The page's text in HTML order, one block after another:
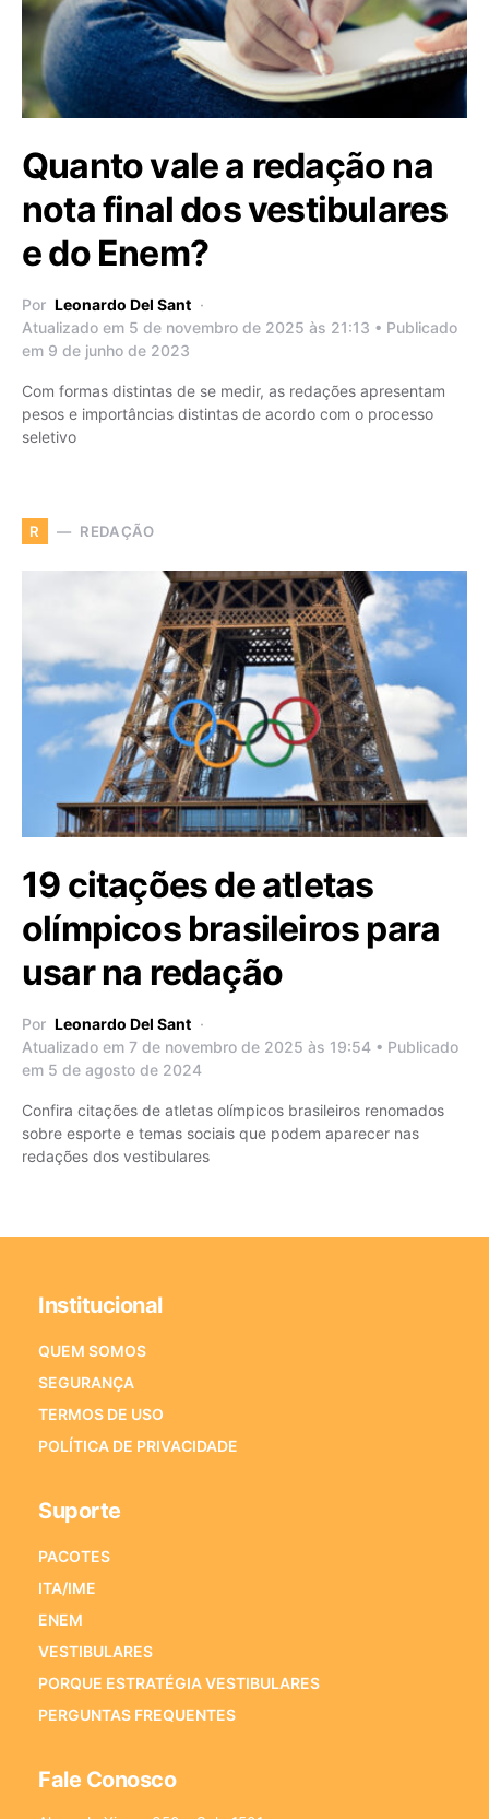
Quanto vale a redação na
nota final dos vestibulares
e do Enem?
Por Leonardo Del Sant
Atualizado em 5 de novembro de 2025 às 21:13 • Publicado
em 9 de junho de 2023
Com formas distintas de se medir, as redações apresentam
pesos e importâncias distintas de acordo com o processo
seletivo
R REDAÇÃO
19 citações de atletas
olímpicos brasileiros para
usar na redação
Por Leonardo Del Sant
Atualizado em 7 de novembro de 2025 às 19:54 • Publicado
em 5 de agosto de 2024
Confira citações de atletas olímpicos brasileiros renomados
sobre esporte e temas sociais que podem aparecer nas
redações dos vestibulares
Institucional
QUEM SOMOS
SEGURANÇA
TERMOS DE USO
POLÍTICA DE PRIVACIDADE
Suporte
PACOTES
ITA/IME
ENEM
VESTIBULARES
PORQUE ESTRATÉGIA VESTIBULARES
PERGUNTAS FREQUENTES
Fale Conosco